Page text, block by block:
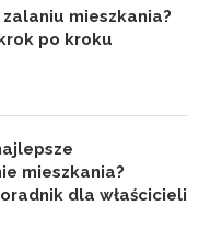
mieszkania?
po kroku
mieszkania?
dla właścicieli